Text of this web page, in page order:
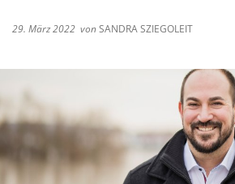
29. März 2022 vonSANDRA SZIEGOLEIT